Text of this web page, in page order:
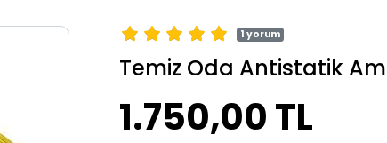
1 yorum
Temiz Oda Antistatik
1.750,00 TL